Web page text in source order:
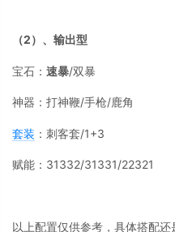
（2）、输出型
宝石： 速暴/双暴
神器：打神鞭/手枪/鹿角
套装 ：刺客套/1+3
赋能：31332/31331/22321
以上配置仅供参考，具体搭配